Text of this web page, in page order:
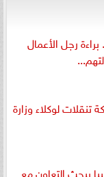
رجل الأعمال
لوكلاء وزارة
يبحث التعاون مع